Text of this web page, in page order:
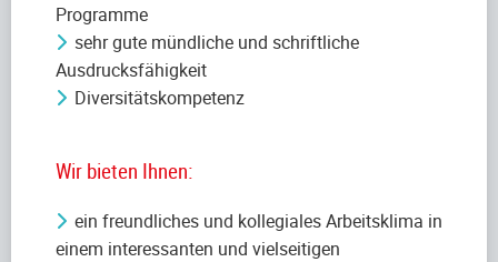
Programme
sehr gute mündliche und schriftliche
Ausdrucksfähigkeit
Diversitätskompetenz
Wir bieten Ihnen:
ein freundliches und kollegiales Arbeitsklima in
einem interessanten und vielseitigen